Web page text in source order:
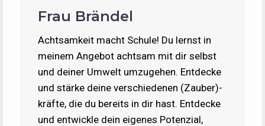
Frau Brändel
Achtsamkeit macht Schule! Du lernst in
meinem Angebot achtsam mit dir selbst
und deiner Umwelt umzugehen. Entdecke
und stärke deine verschiedenen (Zauber)-
kräfte, die du bereits in dir hast. Entdecke
und entwickle dein eigenes Potenzial,